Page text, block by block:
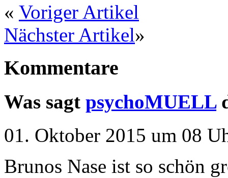
« Voriger Artikel
Nächster Artikel»
Kommentare
Was sagt psychoMUELL
01. Oktober 2015 um 08
Brunos Nase ist so schön